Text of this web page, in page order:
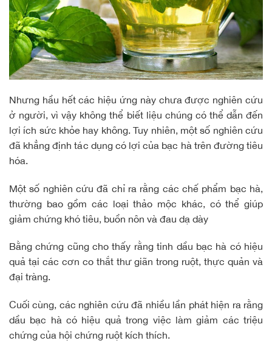
Nhưng hầu hết các hiệu ứng này chưa được nghiên cứu
ở người, vì vậy không thể biết liệu chúng có thể dẫn đến
lợi ích sức khỏe hay không. Tuy nhiên, một số nghiên cứu
đã khẳng định tác dụng có lợi của bạc hà trên đường tiêu
hóa.
Một số nghiên cứu đã chỉ ra rằng các chế phẩm bạc hà,
thường bao gồm các loại thảo mộc khác, có thể giúp
giảm chứng khó tiêu, buồn nôn và đau dạ dày
Bằng chứng cũng cho thấy rằng tinh dầu bạc hà có hiệu
quả tại các cơn co thắt thư giãn trong ruột, thực quản và
đại tràng.
Cuối cùng, các nghiên cứu đã nhiều lần phát hiện ra rằng
dầu bạc hà có hiệu quả trong việc làm giảm các triệu
chứng của hội chứng ruột kích thích.